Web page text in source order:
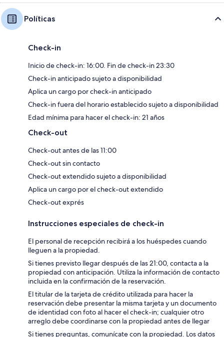
Políticas
Check-in
Inicio de check-in: 16:00. Fin de check-in 23:30
Check-in anticipado sujeto a disponibilidad
Aplica un cargo por check-in anticipado
Check-in fuera del horario establecido sujeto a disponibilidad
Edad mínima para hacer el check-in: 21 años
Check-out
Check-out antes de las 11:00
Check-out sin contacto
Check-out extendido sujeto a disponibilidad
Aplica un cargo por el check-out extendido
Check-out exprés
Instrucciones especiales de check-in
El personal de recepción recibirá a los huéspedes cuando
lleguen a la propiedad.
Si tienes previsto llegar después de las 21:00, contacta a la
propiedad con anticipación. Utiliza la información de contacto
incluida en la confirmación de la reservación.
El titular de la tarjeta de crédito utilizada para hacer la
reservación debe presentar la misma tarjeta y un documento
de identidad con foto al hacer el check-in; cualquier otro
arreglo debe coordinarse con la propiedad antes de llegar
Si tienes preguntas, comunícate con la propiedad. Los datos